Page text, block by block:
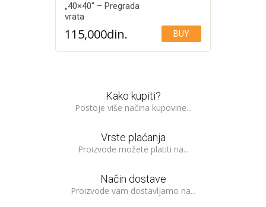
„40×40“ – Pregrada
vrata
115,000din. BUY
Kako kupiti?
Postoje više načina kupovine...
Vrste plaćanja
Proizvode možete platiti na...
Način dostave
Proizvode vam dostavljamo na...